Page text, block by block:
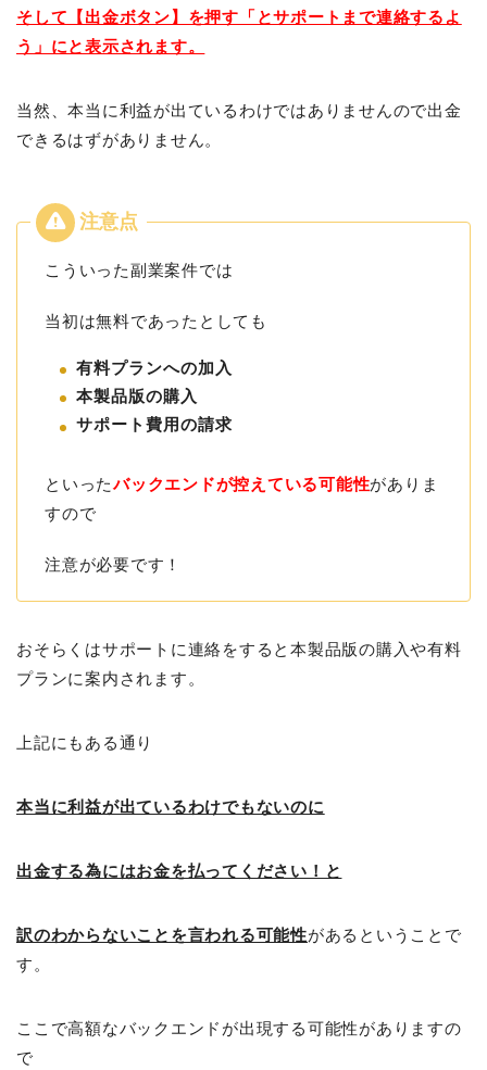
そして【出金ボタン】を押す「とサポートまで連絡するよ
う」にと表示されます。
当然、本当に利益が出ているわけではありませんので出金
できるはずがありません。
こういった副業案件では
当初は無料であったとしても
有料プランへの加入
本製品版の購入
サポート費用の請求
といったバックエンドが控えている可能性がありま
すので
注意が必要です！
おそらくはサポートに連絡をすると本製品版の購入や有料
プランに案内されます。
上記にもある通り
本当に利益が出ているわけでもないのに
出金する為にはお金を払ってください！と
訳のわからないことを言われる可能性があるということで
す。
ここで高額なバックエンドが出現する可能性がありますの
で